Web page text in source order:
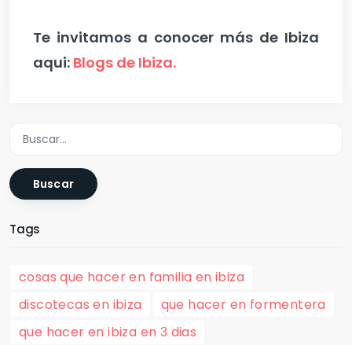
Te invitamos a conocer más de Ibiza
aqui: Blogs de Ibiza.
Buscar
Tags
cosas que hacer en familia en ibiza
discotecas en ibiza
que hacer en formentera
que hacer en ibiza en 3 dias